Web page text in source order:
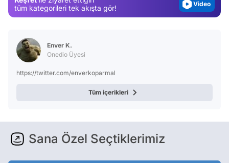
tüm kategorileri tek akışta gör!
Test
Enver K.
Onedio Üyesi
https://twitter.com/enverkoparmal
Tüm içerikleri
Sana Özel Seçtiklerimiz